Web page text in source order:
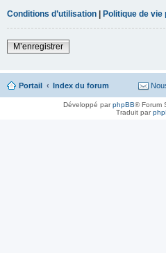
Conditions d’utilisation | Politique de vie
M’enregistrer
Portail Index du forum
Développé parphpBB® Forum
Traduit par